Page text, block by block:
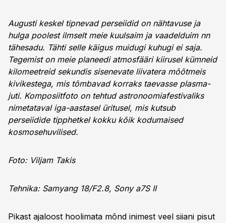
Augusti keskel tipnevad perseiidid on nähtavuse ja
hulga poolest ilmselt meie kuulsaim ja vaadelduim nn
tähesadu. Tähti selle käigus muidugi kuhugi ei saja.
Tegemist on meie planeedi atmosfääri kiirusel kümneid
kilomeetreid sekundis sisenevate liivatera mõõtmeis
kivikestega, mis tõmbavad korraks taevasse plasma­
juti. Komposiitfoto on tehtud astronoomia­festivaliks
nimetataval iga-aastasel üritusel, mis kutsub
perseiidide tipphetkel kokku kõik kodu­maised
kosmosehuvilised.
Foto: Viljam Takis
Tehnika: Samyang 18/F2.8, Sony a7S II
Pikast ajaloost hoolimata mõnd inimest veel siiani pisut